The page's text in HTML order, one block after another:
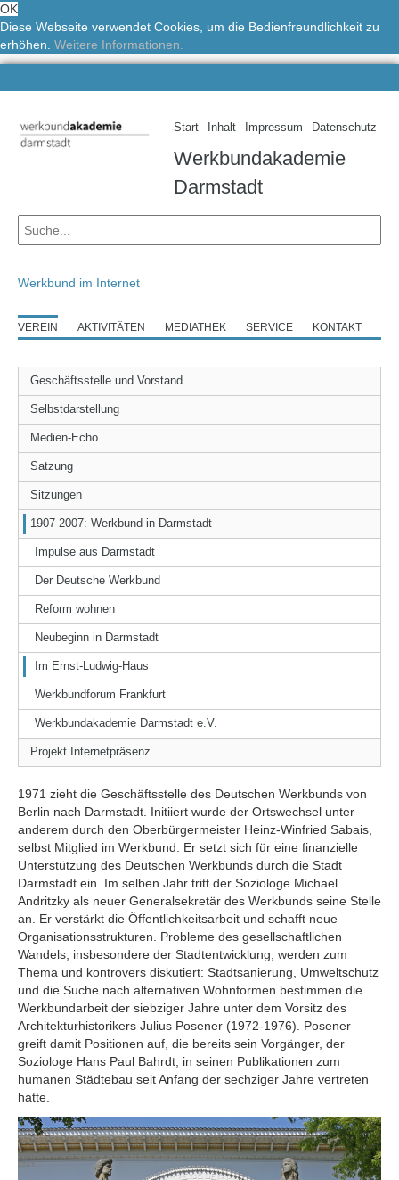
OK
Diese Webseite verwendet Cookies, um die Bedienfreundlichkeit zu
erhöhen. Weitere Informationen.
Start Inhalt Impressum Datenschutz
Werkbundakademie
Darmstadt
Werkbund im Internet
VEREIN AKTIVITÄTEN MEDIATHEK SERVICE KONTAKT
Geschäftsstelle und Vorstand
Selbstdarstellung
Medien-Echo
Satzung
Sitzungen
1907-2007: Werkbund in Darmstadt
Impulse aus Darmstadt
Der Deutsche Werkbund
Reform wohnen
Neubeginn in Darmstadt
Im Ernst-Ludwig-Haus
Werkbundforum Frankfurt
Werkbundakademie Darmstadt e.V.
Projekt Internetpräsenz
1971 zieht die Geschäftsstelle des Deutschen Werkbunds von
Berlin nach Darmstadt. Initiiert wurde der Ortswechsel unter
anderem durch den Oberbürgermeister Heinz-Winfried Sabais,
selbst Mitglied im Werkbund. Er setzt sich für eine finanzielle
Unterstützung des Deutschen Werkbunds durch die Stadt
Darmstadt ein. Im selben Jahr tritt der Soziologe Michael
Andritzky als neuer Generalsekretär des Werkbunds seine Stelle
an. Er verstärkt die Öffentlichkeitsarbeit und schafft neue
Organisationsstrukturen. Probleme des gesellschaftlichen
Wandels, insbesondere der Stadtentwicklung, werden zum
Thema und kontrovers diskutiert: Stadtsanierung, Umweltschutz
und die Suche nach alternativen Wohnformen bestimmen die
Werkbundarbeit der siebziger Jahre unter dem Vorsitz des
Architekturhistorikers Julius Posener (1972-1976). Posener
greift damit Positionen auf, die bereits sein Vorgänger, der
Soziologe Hans Paul Bahrdt, in seinen Publikationen zum
humanen Städtebau seit Anfang der sechziger Jahre vertreten
hatte.